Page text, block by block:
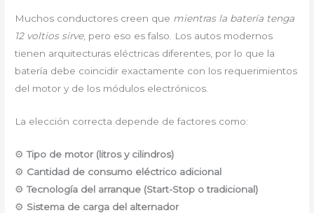
Muchos conductores creen que mientras la batería tenga
12 voltios sirve, pero eso es falso. Los autos modernos
tienen arquitecturas eléctricas diferentes, por lo que la
batería debe coincidir exactamente con los requerimientos
del motor y de los módulos electrónicos.
La elección correcta depende de factores como:
⚙Tipo de motor (litros y cilindros)
⚙ Cantidad de consumo eléctrico adicional
⚙Tecnología del arranque (Start-Stop o tradicional)
⚙ Sistema de carga del alternador